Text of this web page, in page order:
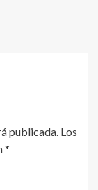
publicada. Los
*